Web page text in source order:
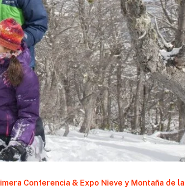
Conferencia & Expo Nieve y Montaña de